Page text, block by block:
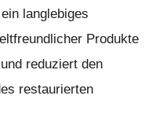
langlebiges
Produkte
reduziert den
restaurierten